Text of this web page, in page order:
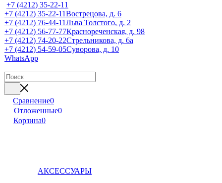
+7 (4212) 35-22-11
+7 (4212) 35-22-11Вострецова, д. 6
+7 (4212) 76-44-11Льва Толстого, д. 2
+7 (4212) 56-77-77Краснореченская, д. 98
+7 (4212) 74-20-22Стрельникова, д. 6а
+7 (4212) 54-59-05Суворова, д. 10
WhatsApp
Сравнение0
Отложенные0
Корзина0
АКСЕССУАРЫ